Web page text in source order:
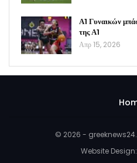
Α1 Γυναικών
της Α1
Απρ 15, 2026
© 2026 -
Website Design: